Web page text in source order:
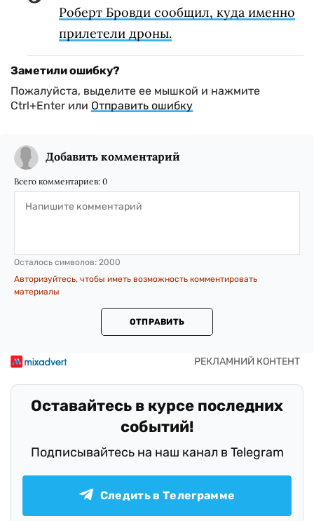
Роберт Бровди сообщил, куда именно
прилетели дроны.
Заметили ошибку?
Пожалуйста, выделите ее мышкой и нажмите
Ctrl+Enter или Отправить ошибку
Добавить комментарий
Всего комментариев: 0
Осталось символов: 2000
Авторизуйтесь, чтобы иметь возможность комментировать
материалы
ОТПРАВИТЬ
Оставайтесь в курсе последних
событий!
Подписывайтесь на наш канал в Telegram
Следить в Телеграмме